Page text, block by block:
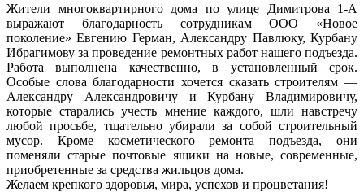
Жители многоквартирного дома по улице Димитрова 1-А
выражают благодарность сотрудникам ООО «Новое
поколение» Евгению Герман, Александру Павлюку, Курбану
Ибрагимову за проведение ремонтных работ нашего подъезда.
Работа выполнена качественно, в установленный срок.
Особые слова благодарности хочется сказать строителям —
Александру Александровичу и Курбану Владимировичу,
которые старались учесть мнение каждого, шли навстречу
любой просьбе, тщательно убирали за собой строительный
мусор. Кроме косметического ремонта подъезда, они
поменяли старые почтовые ящики на новые, современные,
приобретенные за средства жильцов дома.
Желаем крепкого здоровья, мира, успехов и процветания!